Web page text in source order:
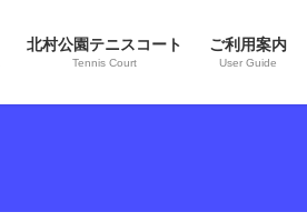
北村公園テニスコート
Tennis Court
ご利用案内
User Guide